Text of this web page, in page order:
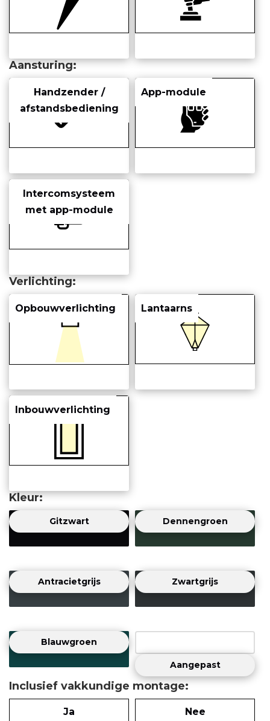
Aansturing
Handzender /
afstandsbediening
App-module
Intercomsysteem
met app-module
Verlichting
Opbouwverlichting Lantaarns
Inbouwverlichting
Kleur
Gitzwart Dennengroen
Antracietgrijs Zwartgrijs
Blauwgroen
Aangepast
Inclusief vakkundige montage
Ja Nee